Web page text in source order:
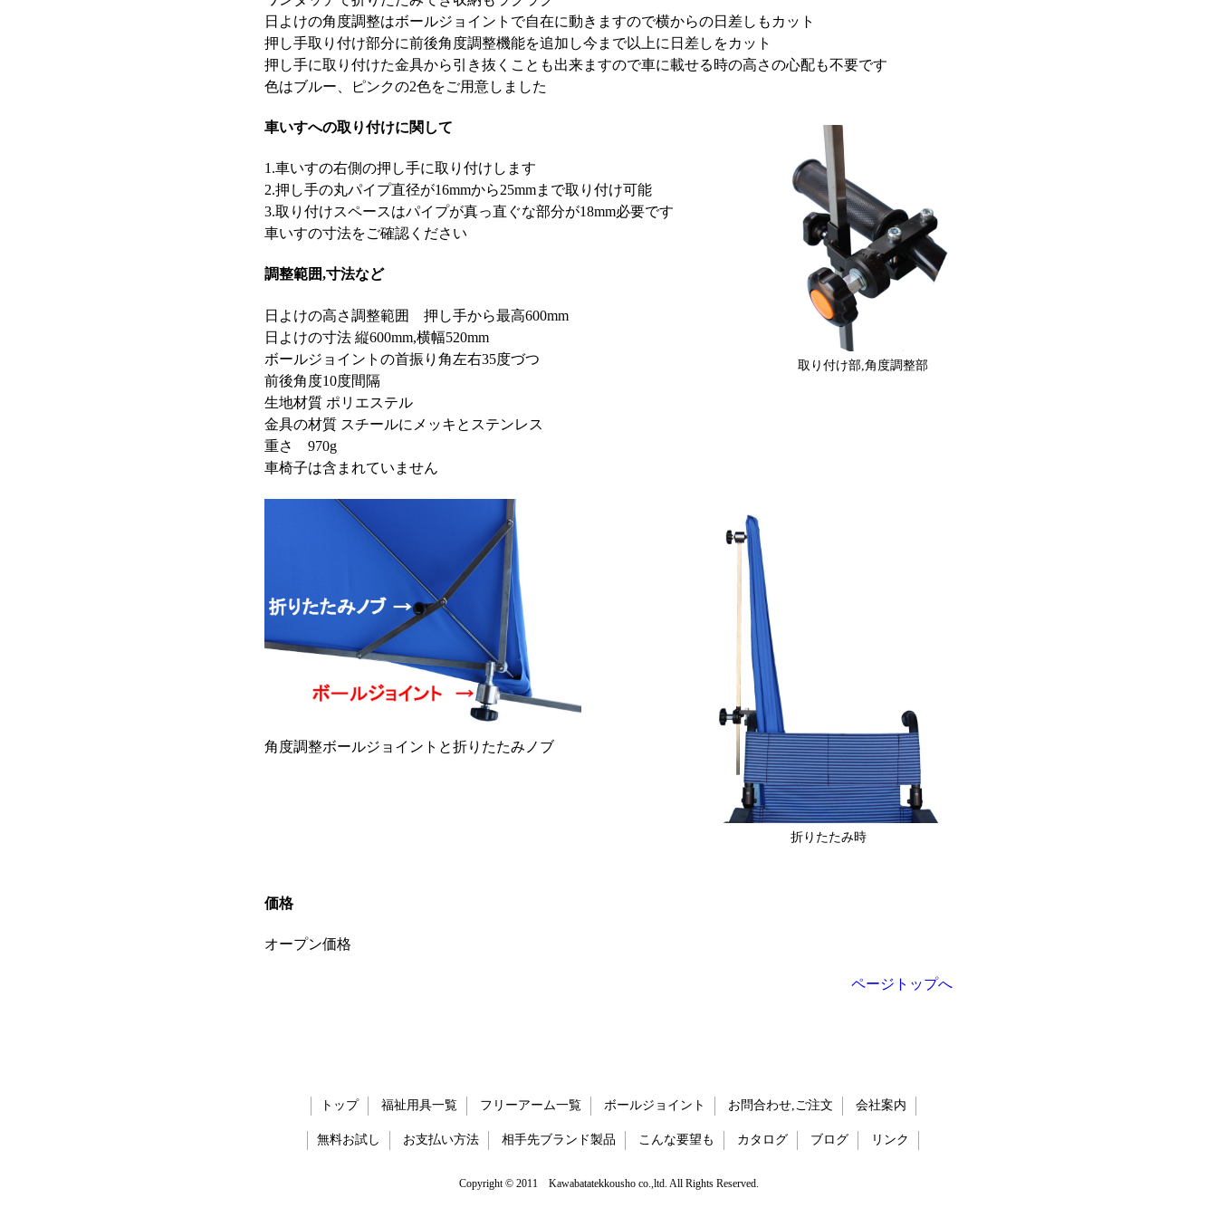
日よけの角度調整はボールジョイントで自在に動きますので横からの日差しもカット
押し手取り付け部分に前後角度調整機能を追加し今まで以上に日差しをカット
押し手に取り付けた金具から引き抜くことも出来ますので車に載せる時の高さの心配も不要です
色はブルー、ピンクの2色をご用意しました
取り付け部,角度調整部
車いすへの取り付けに関して
1.車いすの右側の押し手に取り付けします
2.押し手の丸パイプ直径が16mmから25mmまで取り付け可能
3.取り付けスペースはパイプが真っ直ぐな部分が18mm必要です
車いすの寸法をご確認ください
調整範囲,寸法など
日よけの高さ調整範囲 押し手から最高600mm
日よけの寸法 縦600mm,横幅520mm
ボールジョイントの首振り角左右35度づつ
前後角度10度間隔
生地材質 ポリエステル
金具の材質 スチールにメッキとステンレス
重さ 970g
車椅子は含まれていません
折りたたみ時
角度調整ボールジョイントと折りたたみノブ
価格
オープン価格
ページトップへ
トップ 福祉用具一覧 フリーアーム一覧 ボールジョイント お問合わせ,ご注文 会社案内
無料お試し お支払い方法 相手先ブランド製品 こんな要望も カタログ ブログ リンク
Copyright © 2011 Kawabatatekkousho co.,ltd. All Rights Reserved.